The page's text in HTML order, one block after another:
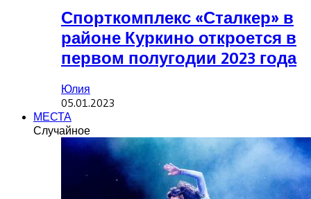
Спорткомплекс «Сталкер» в
районе Куркино откроется в
первом полугодии 2023 года
Юлия
05.01.2023
МЕСТА
Случайное